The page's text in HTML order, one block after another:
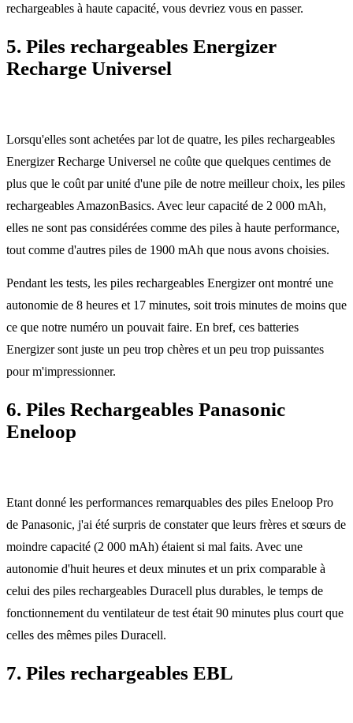
rechargeables à haute capacité, vous devriez vous en passer.
5. Piles rechargeables Energizer
Recharge Universel
Lorsqu'elles sont achetées par lot de quatre, les piles rechargeables
Energizer Recharge Universel ne coûte que quelques centimes de
plus que le coût par unité d'une pile de notre meilleur choix, les piles
rechargeables AmazonBasics. Avec leur capacité de 2 000 mAh,
elles ne sont pas considérées comme des piles à haute performance,
tout comme d'autres piles de 1900 mAh que nous avons choisies.
Pendant les tests, les piles rechargeables Energizer ont montré une
autonomie de 8 heures et 17 minutes, soit trois minutes de moins que
ce que notre numéro un pouvait faire. En bref, ces batteries
Energizer sont juste un peu trop chères et un peu trop puissantes
pour m'impressionner.
6. Piles Rechargeables Panasonic
Eneloop
Etant donné les performances remarquables des piles Eneloop Pro
de Panasonic, j'ai été surpris de constater que leurs frères et sœurs de
moindre capacité (2 000 mAh) étaient si mal faits. Avec une
autonomie d'huit heures et deux minutes et un prix comparable à
celui des piles rechargeables Duracell plus durables, le temps de
fonctionnement du ventilateur de test était 90 minutes plus court que
celles des mêmes piles Duracell.
7. Piles rechargeables EBL